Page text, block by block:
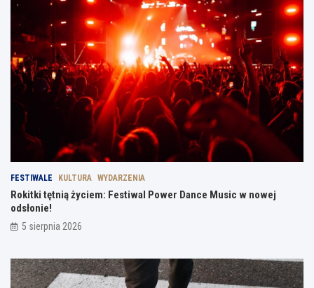
FESTIWALE KULTURA WYDARZENIA
Rokitki tętnią życiem: Festiwal Power Dance Music w nowej
odsłonie!
5 sierpnia 2026